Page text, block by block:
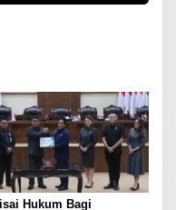
Hukum Bagi